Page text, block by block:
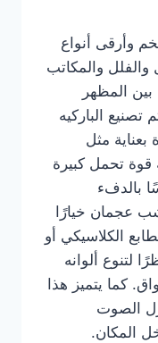
وأرقى أنواع
والفلل والمكاتب
المظهر
تصنيع الباركيه
مثل
قوة تحمل كبيرة
بالدفء
عجمان خيارًا
الكلاسيكي أو
لتنوع ألوانه
كما يتميز هذا
الصوت
المكان.